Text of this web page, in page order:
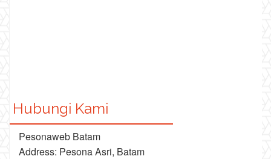
Hubungi Kami
Pesonaweb Batam
Address: Pesona Asri, Batam